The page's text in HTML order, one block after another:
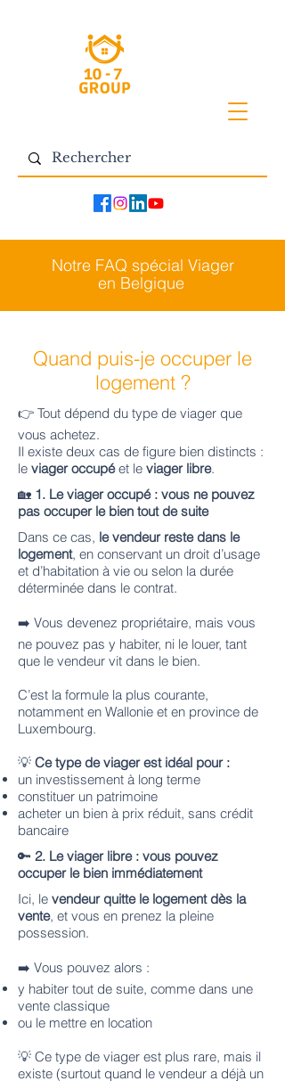
Notre FAQ spécial Viager
en Belgique
Quand puis-je occuper le
logement ?
👉 Tout dépend du type de viager que
vous achetez.
Il existe deux cas de figure bien distincts :
le viager occupéet le viager libre.
🏡 1. Le viager occupé : vous ne pouvez
pas occuper le bien tout de suite
Dans ce cas, le vendeur reste dans le
logement, en conservant un droit d’usage
et d’habitation à vie ou selon la durée
déterminée dans le contrat.
➡️ Vous devenez propriétaire, mais vous
ne pouvez pas y habiter, ni le louer, tant
que le vendeur vit dans le bien.
C’est la formule la plus courante,
notamment en Wallonie et en province de
Luxembourg.
💡 Ce type de viager est idéal pour :
un investissement à long terme
constituer un patrimoine
acheter un bien à prix réduit, sans crédit
bancaire
🔑 2. Le viager libre : vous pouvez
occuper le bien immédiatement
Ici, le vendeur quitte le logement dès la
vente, et vous en prenez la pleine
possession.
➡️ Vous pouvez alors :
y habiter tout de suite, comme dans une
vente classique
ou le mettre en location
💡 Ce type de viager est plus rare, mais il
existe (surtout quand le vendeur a déjà un